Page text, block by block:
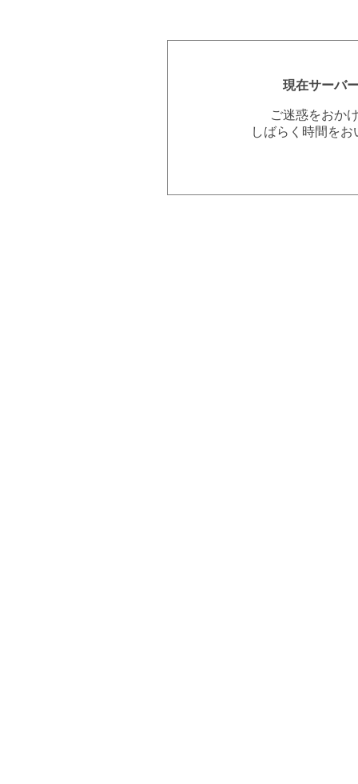
現在サーバ
ご迷惑をおか
しばらく時間を